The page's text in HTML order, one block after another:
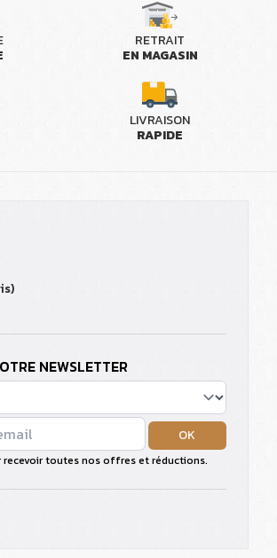
RETRAIT
EN MAGASIN
LIVRAISON
RAPIDE
NEWSLETTER
OK
toutes nos offres et réductions.